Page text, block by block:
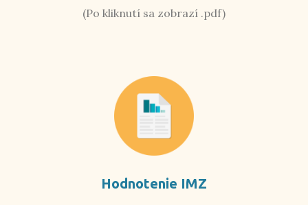
(Po kliknutí sa zobrazí .pdf)
Hodnotenie IMZ